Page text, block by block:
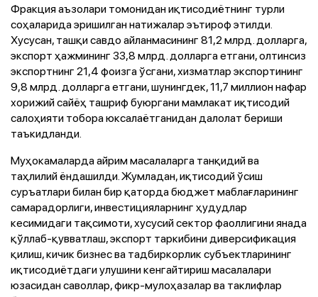
Фракция аъзолари томонидан иқтисодиётнинг турли
соҳаларида эришилган натижалар эътироф этилди.
Хусусан, ташқи савдо айланмасининг 81,2 млрд. долларга,
экспорт ҳажмининг 33,8 млрд. долларга етгани, олтинсиз
экспортнинг 21,4 фоизга ўсгани, хизматлар экспортининг
9,8 млрд. долларга етгани, шунингдек, 11,7 миллион нафар
хорижий сайёҳ ташриф буюргани мамлакат иқтисодий
салоҳияти тобора юксалаётганидан далолат бериши
таъкидланди.
Муҳокамаларда айрим масалаларга танқидий ва
таҳлилий ёндашилди. Жумладан, иқтисодий ўсиш
суръатлари билан бир қаторда бюджет маблағларининг
самарадорлиги, инвестицияларнинг ҳудудлар
кесимидаги тақсимоти, хусусий сектор фаоллигини янада
қўллаб-қувватлаш, экспорт таркибини диверсификация
қилиш, кичик бизнес ва тадбиркорлик субъектларининг
иқтисодиётдаги улушини кенгайтириш масалалари
юзасидан саволлар, фикр-мулоҳазалар ва таклифлар